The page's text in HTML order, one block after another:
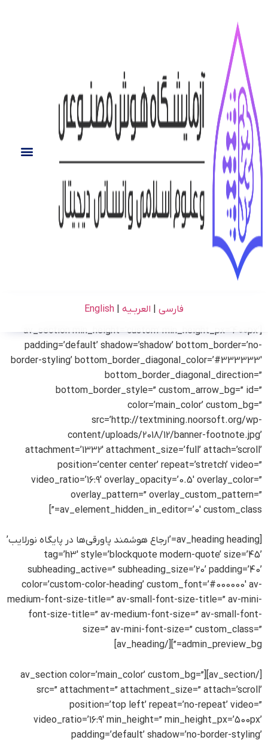
فارسی العربـیه
English
[av_section min_height=’custom’ min_height_px=’400px’
padding=’default’ shadow=’shadow’ bottom_border=’no-
border-styling’ bottom_border_diagonal_color=’#333333′
bottom_border_diagonal_direction=”
bottom_border_style=” custom_arrow_bg=” id=”
color=’main_color’ custom_bg=”
src=’http://textmining.noorsoft.org/wp-
content/uploads/2018/12/banner-footnote.jpg’
attachment=’1332′ attachment_size=’full’ attach=’scroll’
position=’center center’ repeat=’stretch’ video=”
video_ratio=’16:9′ overlay_opacity=’0.5′ overlay_color=”
overlay_pattern=” overlay_custom_pattern=”
av_element_hidden_in_editor=’0′ custom_class=”]
[av_heading heading=’ارجاع هوشمند پاورقی‌ها در پایگاه نورلایب’
tag=’h3′ style=’blockquote modern-quote’ size=’45’
subheading_active=” subheading_size=’20’ padding=’40’
color=’custom-color-heading’ custom_font=’#000000′ av-
medium-font-size-title=” av-small-font-size-title=” av-mini-
font-size-title=” av-medium-font-size=” av-small-font-
size=” av-mini-font-size=” custom_class=”
admin_preview_bg=”][/av_heading]
[/av_section][av_section color=’main_color’ custom_bg=”
src=” attachment=” attachment_size=” attach=’scroll’
position=’top left’ repeat=’no-repeat’ video=”
video_ratio=’16:9′ min_height=” min_height_px=’500px’
padding=’default’ shadow=’no-border-styling’